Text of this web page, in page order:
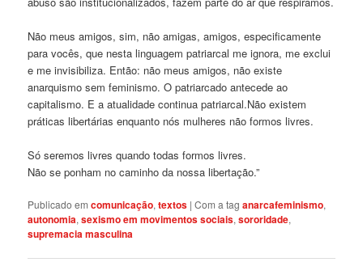
Não meus amigos, sim, não amigas, amigos, especificamente
para vocês, que nesta linguagem patriarcal me ignora, me exclui
e me invisibiliza. Então: não meus amigos, não existe
anarquismo sem feminismo. O patriarcado antecede ao
capitalismo. E a atualidade continua patriarcal.Não existem
práticas libertárias enquanto nós mulheres não formos livres.
Só seremos livres quando todas formos livres.
Não se ponham no caminho da nossa libertação.”
Publicado em comunicação,textos |Com a taganarcafeminismo,
autonomia,sexismo em movimentos sociais,sororidade,
supremacia masculina